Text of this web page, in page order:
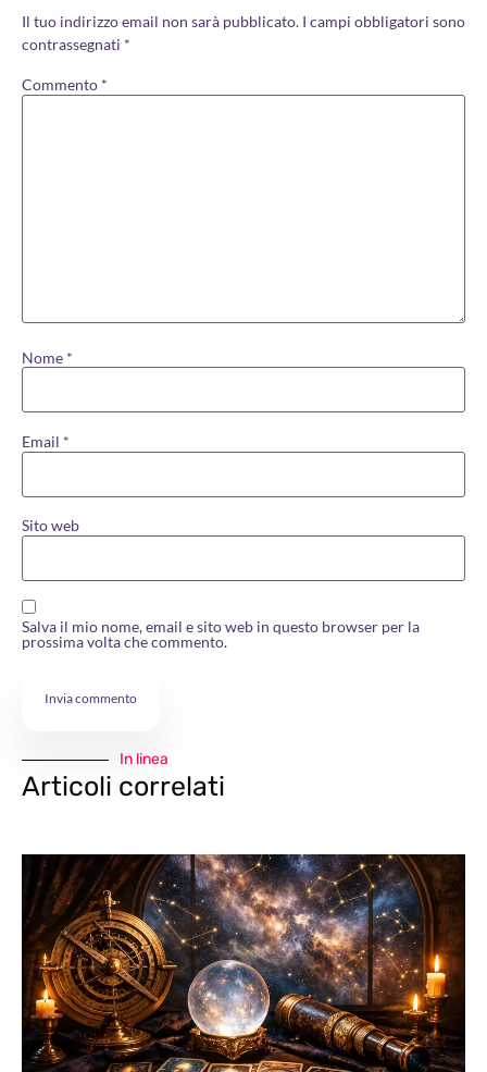
Il tuo indirizzo email non sarà pubblicato. I campi obbligatori sono
contrassegnati *
Commento *
Nome *
Email *
Sito web
Salva il mio nome, email e sito web in questo browser per la
prossima volta che commento.
In linea
Articoli correlati